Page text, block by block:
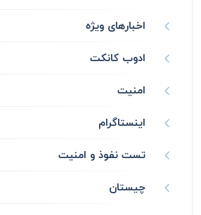
اخبارهای ویژه
ادوب کانکت
امنیت
اینستاگرام
تست نفوذ و امنیت
چیستان